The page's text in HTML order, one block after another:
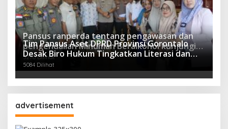
Pansus ranperda tentang pengawasan dan
pengendalian Minuman Beralkohol kunjungi
Polres Boalemo
5270 Dilihat
Tim Pansus Aset DPRD Provinsi Gorontalo
Desak Biro Hukum Tingkatkan Literasi dan
Mitigasi Resiko Hukum Terkait Aset Daerah
5084 Dilihat
advertisement